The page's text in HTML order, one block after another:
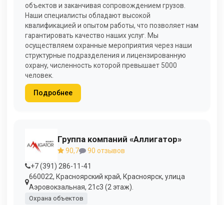
объектов и заканчивая сопровождением грузов.
Наши специалисты обладают высокой
квалификацией и опытом работы, что позволяет нам
гарантировать качество наших услуг. Мы
осуществляем охранные мероприятия через наши
структурные подразделения и лицензированную
охрану, численность которой превышает 5000
человек.
Подробнее
Группа компаний «Аллигатор»
90,7
90 отзывов
+7 (391) 286-11-41
660022, Красноярский край, Красноярск, улица
Аэровокзальная, 21с3 (2 этаж).
Охрана объектов